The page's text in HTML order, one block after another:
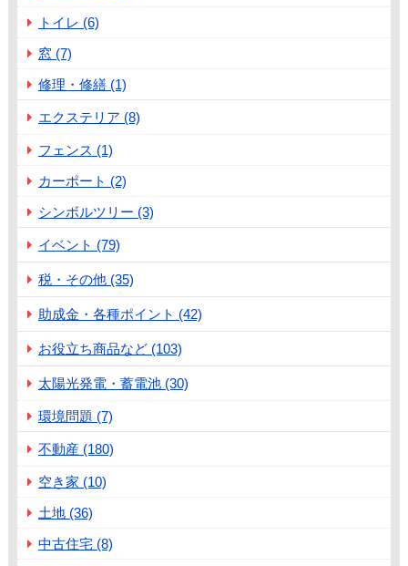
トイレ (6)
窓 (7)
修理・修繕 (1)
エクステリア (8)
フェンス (1)
カーポート (2)
シンボルツリー (3)
イベント (79)
税・その他 (35)
助成金・各種ポイント (42)
お役立ち商品など (103)
太陽光発電・蓄電池 (30)
環境問題 (7)
不動産 (180)
空き家 (10)
土地 (36)
中古住宅 (8)